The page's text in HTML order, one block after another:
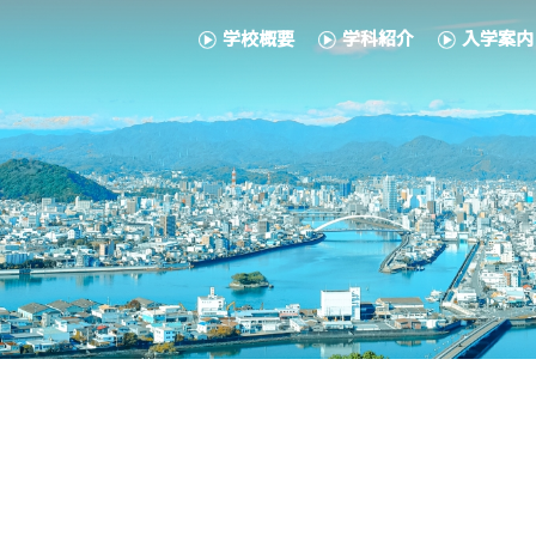
学校概要 学科紹介 入学案内